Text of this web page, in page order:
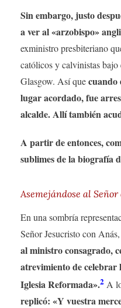
Sin embargo, justo
a ver al «arzobispo»
exministro presbiteriano
católicos y calvinistas
Glasgow. Así quecuando
lugar acordado, fue
alcalde. Allí también
A partir de entonces,
sublimes de la biografía
Asemejándose al
En una sombría
Señor Jesucristo con Anás,
al ministro consagrado,
atrevimiento de celebrar
Iglesia Reformada».2A
replicó: «Y vuestra